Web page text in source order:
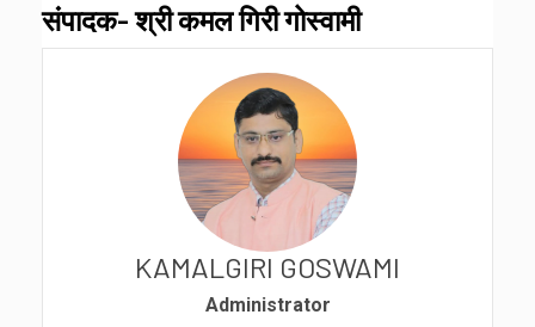
संपादक- श्री कमल गिरी गोस्वामी
KAMALGIRI GOSWAMI
Administrator